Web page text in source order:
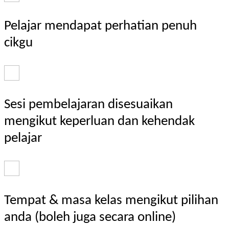
Pelajar mendapat perhatian penuh
cikgu
Sesi pembelajaran disesuaikan
mengikut keperluan dan kehendak
pelajar
Tempat & masa kelas mengikut pilihan
anda (boleh juga secara online)